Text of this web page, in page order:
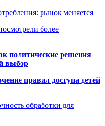
рынок меняется
более
политические решения
выбор
правил доступа детей
обработки для